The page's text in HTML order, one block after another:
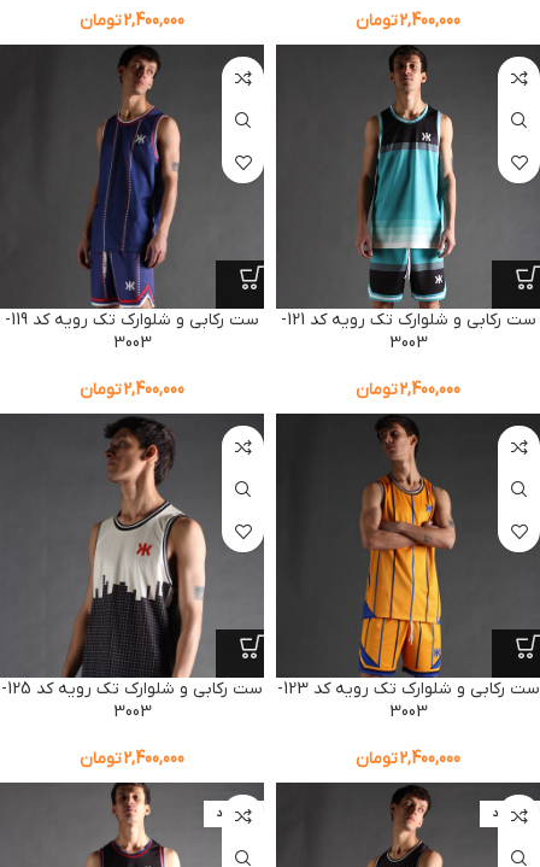
2,400,000تومان 2,400,000تومان
ست رکابی و شلوارک تک رویه کد 121-
3003
2,400,000تومان
ست رکابی و شلوارک تک رویه کد 119-
3003
2,400,000تومان
ست رکابی و شلوارک تک رویه کد 123-
3003
2,400,000تومان
ست رکابی و شلوارک تک رویه کد 125-
3003
2,400,000تومان
ناموجود ناموجود